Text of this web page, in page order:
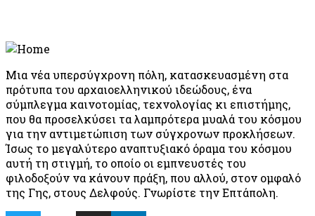
Μια νέα υπερσύγχρονη πόλη, κατασκευασμένη στα
πρότυπα του αρχαιοελληνικού ιδεώδους, ένα
σύμπλεγμα καινοτομίας, τεχνολογίας κι επιστήμης,
που θα προσελκύσει τα λαμπρότερα μυαλά του κόσμου
για την αντιμετώπιση των σύγχρονων προκλήσεων.
Ίσως το μεγαλύτερο αναπτυξιακό όραμα του κόσμου
αυτή τη στιγμή, το οποίο οι εμπνευστές του
φιλοδοξούν να κάνουν πράξη, που αλλού, στον ομφαλό
της Γης, στους Δελφούς. Γνωρίστε την Επτάπολη.